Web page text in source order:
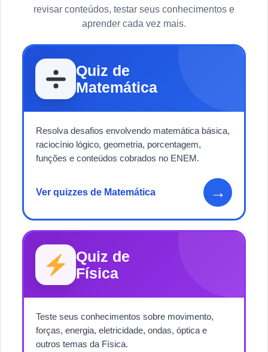
revisar conteúdos, testar seus conhecimentos e
aprender cada vez mais.
Quiz de
Matemática
Resolva desafios envolvendo matemática básica,
raciocínio lógico, geometria, porcentagem,
funções e conteúdos cobrados no ENEM.
Ver quizzes de Matemática →
Quiz de
Física
Teste seus conhecimentos sobre movimento,
forças, energia, eletricidade, ondas, óptica e
outros temas da Física.